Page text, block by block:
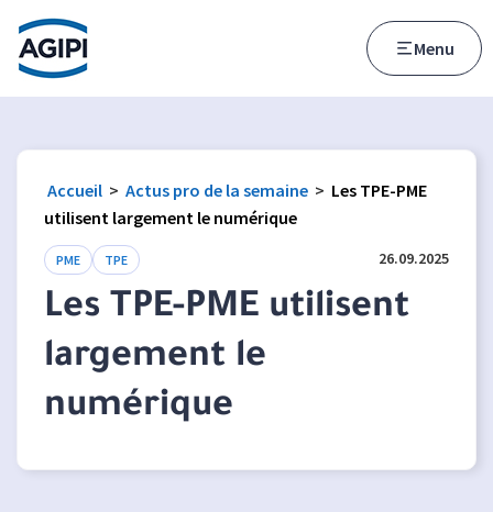
Accès au menu
Accès au contenu principal
Menu
Accueil > Actus pro de la semaine > Les TPE-PME
utilisent largement le numérique
PME TPE 26.09.2025
Les TPE-PME utilisent
largement le
numérique